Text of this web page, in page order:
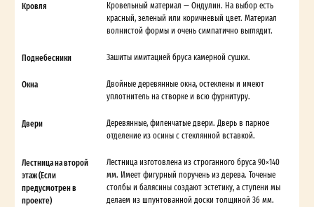
Кровля
Кровельный материал — Ондулин. На выбор есть
красный, зеленый или коричневый цвет. Материал
волнистой формы и очень симпатично выглядит.
Поднебесники Зашиты имитацией бруса камерной сушки.
Окна
Двойные деревянные окна, остеклены и имеют
уплотнитель на створке и всю фурнитуру.
Двери
Деревянные, филенчатые двери. Дверь в парное
отделение из осины с стеклянной вставкой.
Лестница на второй
этаж (Если
предусмотрен в
проекте)
Лестница изготовлена из строганного бруса 90×140
мм. Имеет фигурный поручень из дерева. Точеные
столбы и балясины создают эстетику, а ступени мы
делаем из шпунтованной доски толщиной 36 мм.